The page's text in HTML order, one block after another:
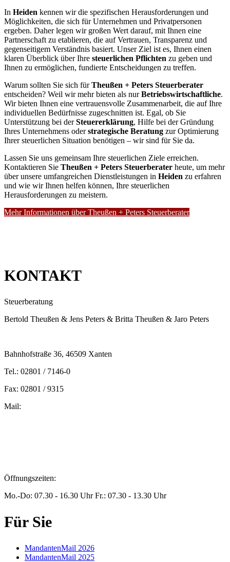
In Heiden kennen wir die spezifischen Herausforderungen und
Möglichkeiten, die sich für Unternehmen und Privatpersonen
ergeben. Daher legen wir großen Wert darauf, mit Ihnen eine
Partnerschaft zu etablieren, die auf Vertrauen, Transparenz und
gegenseitigem Verständnis basiert. Unser Ziel ist es, Ihnen einen
klaren Überblick über Ihre steuerlichen Pflichten zu geben und
Ihnen zu ermöglichen, fundierte Entscheidungen zu treffen.
Warum sollten Sie sich fürTheußen + Peters Steuerberater
entscheiden? Weil wir mehr bieten als nurBetriebswirtschaftliche.
Wir bieten Ihnen eine vertrauensvolle Zusammenarbeit, die auf Ihre
individuellen Bedürfnisse zugeschnitten ist. Egal, ob Sie
Unterstützung bei derSteuererklärung, Hilfe bei der Gründung
Ihres Unternehmens oderstrategische Beratung zur Optimierung
Ihrer steuerlichen Situation benötigen – wir sind für Sie da.
Lassen Sie uns gemeinsam Ihre steuerlichen Ziele erreichen.
Kontaktieren Sie Theußen + Peters Steuerberater heute, um mehr
über unsere umfangreichen Dienstleistungen in Heiden zu erfahren
und wie wir Ihnen helfen können, Ihre steuerlichen
Herausforderungen zu meistern.
Mehr Informationen über Theußen + Peters Steuerberater
KONTAKT
Steuerberatung
Bertold Theußen & Jens Peters & Britta Theußen & Jaro Peters
Bahnhofstraße 36, 46509 Xanten
Tel.: 02801 / 7146-0
Fax: 02801 / 9315
Mail:
Öffnungszeiten:
Mo.-Do: 07.30 - 16.30 Uhr Fr.: 07.30 - 13.30 Uhr
Für Sie
MandantenMail 2026
MandantenMail 2025